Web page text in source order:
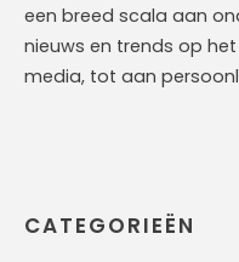
een breed scala aan
nieuws en trends op
media, tot aan
CATEGORIEËN